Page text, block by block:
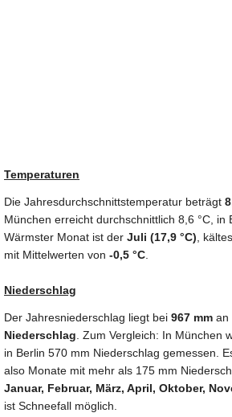
Temperaturen
Die Jahresdurchschnittstemperatur beträgt
München erreicht durchschnittlich 8,6 °C, in
Wärmster Monat ist der Juli (17,9 °C) ,
mit Mittelwerten von -0,5 °C
Niederschlag
Der Jahresniederschlag liegt bei 967 mm an
Niederschlag . Zum Vergleich: In München
in Berlin 570 mm Niederschlag gemessen.
also Monate mit mehr als 175 mm
Januar, Februar, März, April, Oktober,
ist Schneefall möglich.